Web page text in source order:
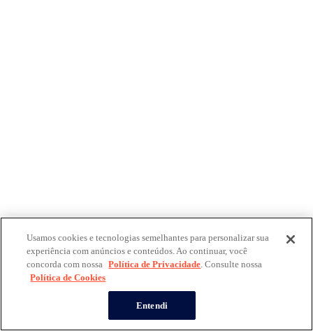
Usamos cookies e tecnologias semelhantes para personalizar sua
experiência com anúncios e conteúdos. Ao continuar, você
concorda com nossa Política de Privacidade. Consulte nossa
Política de Cookies
Entendi